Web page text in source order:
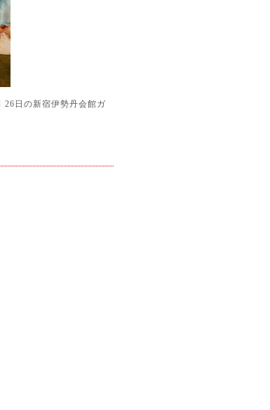
日の新宿伊勢丹会館ガ